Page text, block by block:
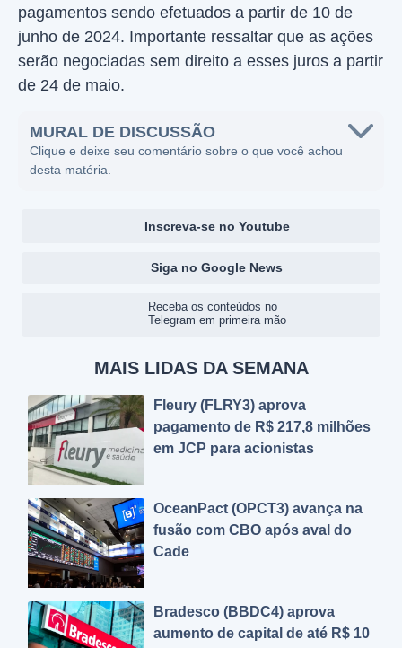
pagamentos sendo efetuados a partir de 10 de
junho de 2024. Importante ressaltar que as ações
serão negociadas sem direito a esses juros a partir
de 24 de maio.
MURAL DE DISCUSSÃO
Clique e deixe seu comentário sobre o que você achou
desta matéria.
Inscreva-se no Youtube
Siga no Google News
Receba os conteúdos no
Telegram em primeira mão
MAIS LIDAS DA SEMANA
Fleury (FLRY3) aprova
pagamento de R$ 217,8 milhões
em JCP para acionistas
OceanPact (OPCT3) avança na
fusão com CBO após aval do
Cade
Bradesco (BBDC4) aprova
aumento de capital de até R$ 10